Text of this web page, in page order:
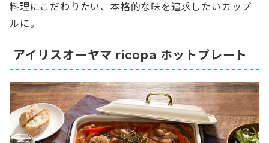
料理にこだわりたい、本格的な味を追求したいカップ
ルに。
アイリスオーヤマ ricopa ホットプレート